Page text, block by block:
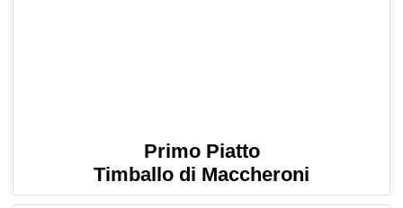
Primo Piatto
Timballo di Maccheroni